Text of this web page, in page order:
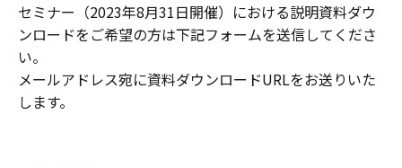
セミナー（2023年8月31日開催）における説明資料ダウ
ンロードをご希望の方は下記フォームを送信してくださ
い。
メールアドレス宛に資料ダウンロードURLをお送りいた
します。